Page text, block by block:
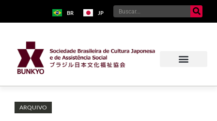
BR JP
ARQUIVO